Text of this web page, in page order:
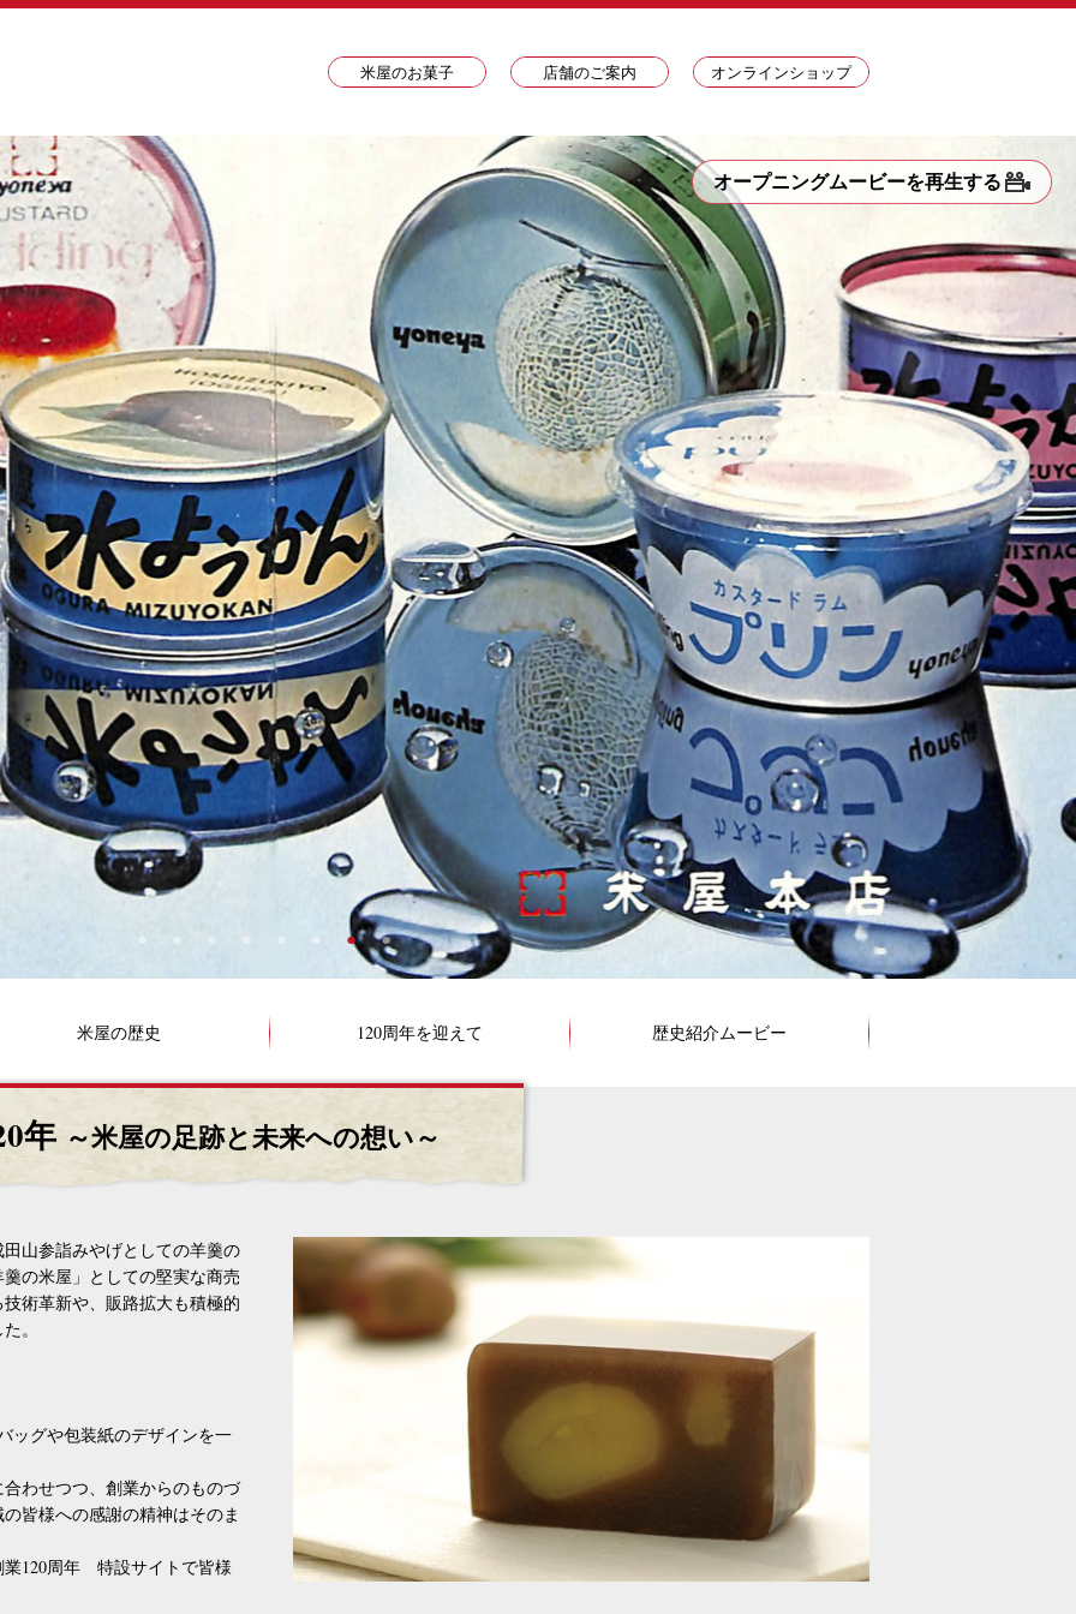
米屋のお菓子 店舗のご案内 オンラインショップ
オープニングムービーを再生する
米屋の歴史 120周年を迎えて 歴史紹介ムービー
年 ～米屋の足跡と未来への想い～
山参詣みやげとしての羊羹の
の米屋」としての堅実な商売
術革新や、販路拡大も積極的
。
グや包装紙のデザインを一
わせつつ、創業からのものづ
皆様への感謝の精神はそのま
120周年 特設サイトで皆様